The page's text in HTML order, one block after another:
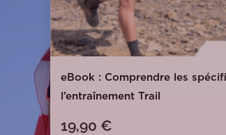
eBook : Comprendre les
l’entraînement Trail
19,90 €